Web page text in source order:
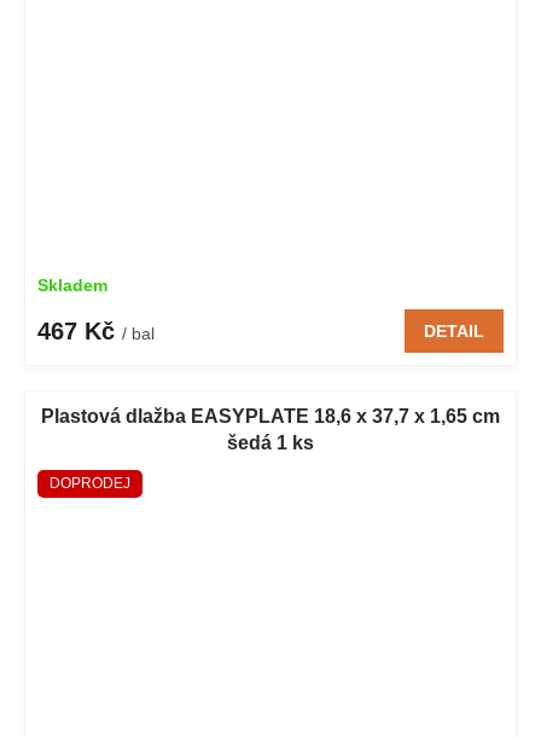
Skladem
467 Kč / bal DETAIL
Plastová dlažba EASYPLATE 18,6 x 37,7 x 1,65 cm
šedá 1 ks
DOPRODEJ